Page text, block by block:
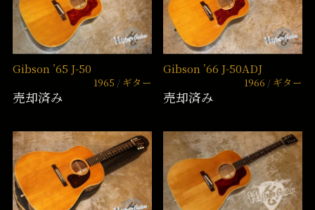
Gibson ’65 J-50
1965 ギター
売却済み
Gibson ’66 J-50ADJ
1966 ギター
売却済み